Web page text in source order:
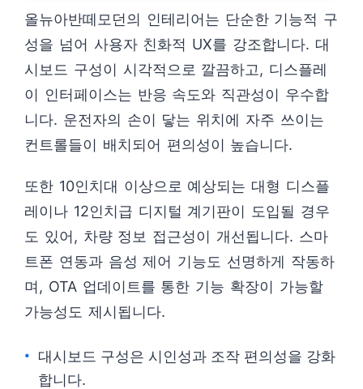
올뉴아반떼모던의 인테리어는 단순한 기능적 구
성을 넘어 사용자 친화적 UX를 강조합니다. 대
시보드 구성이 시각적으로 깔끔하고, 디스플레
이 인터페이스는 반응 속도와 직관성이 우수합
니다. 운전자의 손이 닿는 위치에 자주 쓰이는
컨트롤들이 배치되어 편의성이 높습니다.
또한 10인치대 이상으로 예상되는 대형 디스플
레이나 12인치급 디지털 계기판이 도입될 경우
도 있어, 차량 정보 접근성이 개선됩니다. 스마
트폰 연동과 음성 제어 기능도 선명하게 작동하
며, OTA 업데이트를 통한 기능 확장이 가능할
가능성도 제시됩니다.
대시보드 구성은 시인성과 조작 편의성을 강화
합니다.